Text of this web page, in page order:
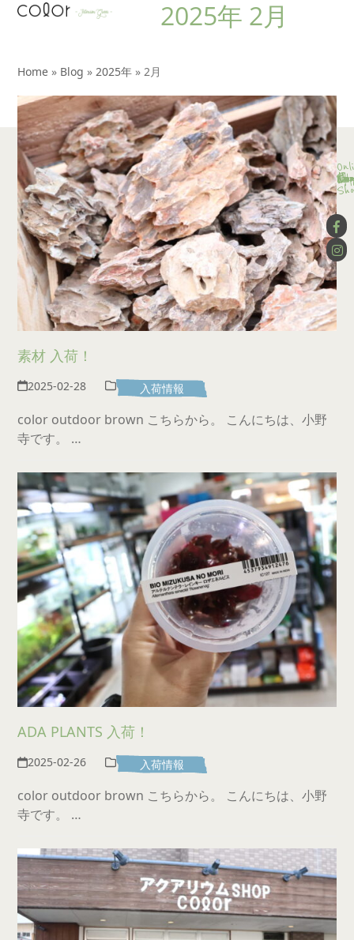
SkipOpen
menu
Close
menu
2025年 2月
Home » Blog »2025年 »2月
素材 入荷！
2025-02-28 入荷情報
color outdoor brown こちらから。 こんにちは、小野
寺です。 …
ADA PLANTS 入荷！
2025-02-26 入荷情報
color outdoor brown こちらから。 こんにちは、小野
寺です。 …
App